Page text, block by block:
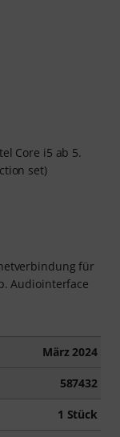
Core i5 ab 5.
set)
für
Audiointerface
März 2024
587432
1 Stück